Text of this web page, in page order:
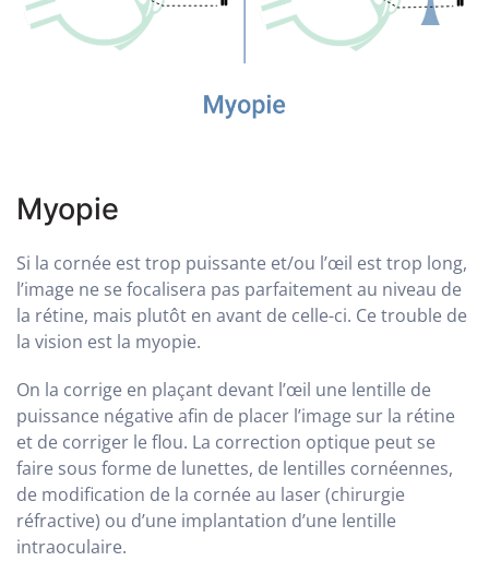
Myopie
Si la cornée est trop puissante et/ou l’œil est trop long,
l’image ne se focalisera pas parfaitement au niveau de
la rétine, mais plutôt en avant de celle-ci. Ce trouble de
la vision est la myopie.
On la corrige en plaçant devant l’œil une lentille de
puissance négative afin de placer l’image sur la rétine
et de corriger le flou. La correction optique peut se
faire sous forme de lunettes, de lentilles cornéennes,
de modification de la cornée au laser (chirurgie
réfractive) ou d’une implantation d’une lentille
intraoculaire.